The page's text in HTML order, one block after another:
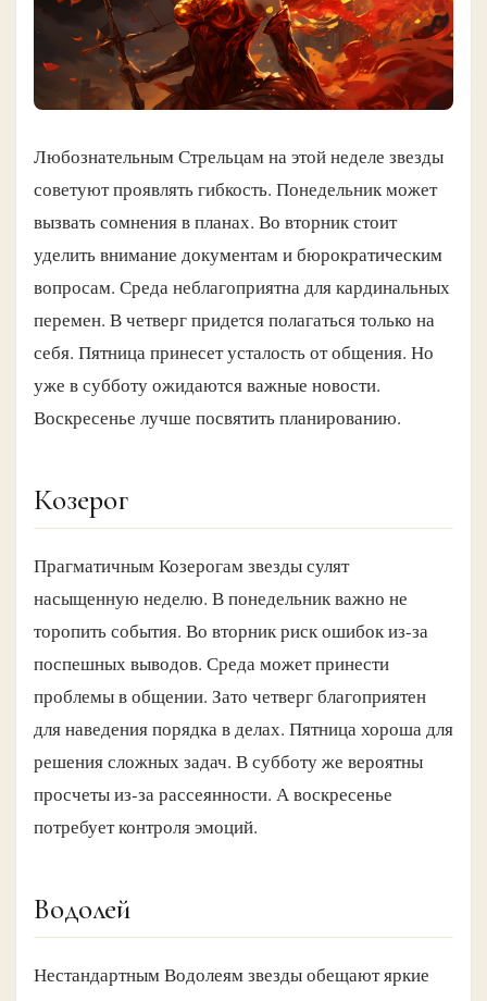
Любознательным Стрельцам на этой неделе звезды
советуют проявлять гибкость. Понедельник может
вызвать сомнения в планах. Во вторник стоит
уделить внимание документам и бюрократическим
вопросам. Среда неблагоприятна для кардинальных
перемен. В четверг придется полагаться только на
себя. Пятница принесет усталость от общения. Но
уже в субботу ожидаются важные новости.
Воскресенье лучше посвятить планированию.
Козерог
Прагматичным Козерогам звезды сулят
насыщенную неделю. В понедельник важно не
торопить события. Во вторник риск ошибок из-за
поспешных выводов. Среда может принести
проблемы в общении. Зато четверг благоприятен
для наведения порядка в делах. Пятница хороша для
решения сложных задач. В субботу же вероятны
просчеты из-за рассеянности. А воскресенье
потребует контроля эмоций.
Водолей
Нестандартным Водолеям звезды обещают яркие